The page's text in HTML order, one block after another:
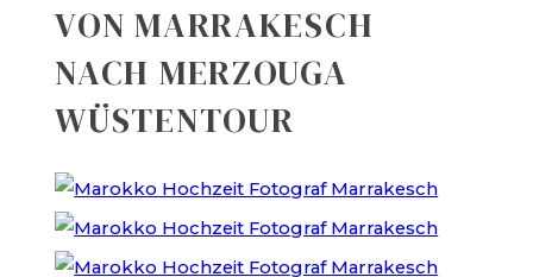
VON MARRAKESCH
NACH MERZOUGA
WÜSTENTOUR